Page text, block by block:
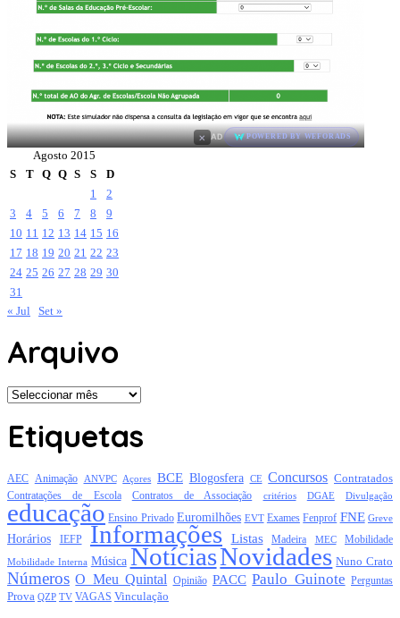
× AD POWERED BY WEFORADS
Agosto 2015
S
T Q Q S S
D
1
2
3
4 5 6 7 8
9
10 11 12 13 14 15 16
17 18 19 20 21 22 23
24 25 26 27 28 29 30
31
« Jul Set »
Arquivo
Arquivo
Etiquetas
AEC Animação ANVPC Açores BCE Blogosfera CE Concursos Contratados
Contratações de Escola Contratos de Associação critérios DGAE Divulgação
educação Ensino Privado Euromilhões EVT Exames Fenprof FNE Greve
Horários IEFP Informações Listas Madeira MEC Mobilidade
Mobilidade Interna Música NotíciasNovidades Nuno Crato
Números O Meu Quintal Opinião PACC Paulo Guinote Perguntas
Prova QZP TV VAGAS Vinculação